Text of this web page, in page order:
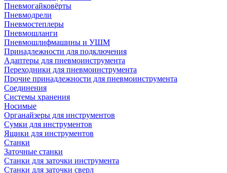
Пневмогайковёрты
Пневмодрели
Пневмостеплеры
Пневмошланги
Пневмошлифмашины и УШМ
Принадлежности для подключения
Адаптеры для пневмоинструмента
Переходники для пневмоинструмента
Прочие принадлежности для пневмоинструмента
Соединения
Системы хранения
Носимые
Органайзеры для инструментов
Сумки для инструментов
Ящики для инструментов
Станки
Заточные станки
Станки для заточки инструмента
Станки для заточки сверл